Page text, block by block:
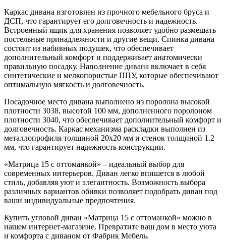
Каркас дивана изготовлен из прочного мебельного бруса и
ДСП, что гарантирует его долговечность и надежность.
Встроенный ящик для хранения позволяет удобно размещать
постельные принадлежности и другие вещи. Спинка дивана
состоит из набивных подушек, что обеспечивает
дополнительный комфорт и поддерживает анатомически
правильную посадку. Наполнение дивана включает в себя
синтетические и мелкопористые ППУ, которые обеспечивают
оптимальную мягкость и долговечность.
Посадочное место дивана выполнено из поролона высокой
плотности 3038, высотой 100 мм, дополненного поролоном
плотности 3040, что обеспечивает дополнительный комфорт и
долговечность. Каркас механизма раскладки выполнен из
металлопрофиля толщиной 20х20 мм и стенок толщиной 1.2
мм, что гарантирует надежность конструкции.
«Матрица 15 с оттоманкой» – идеальный выбор для
современных интерьеров. Диван легко впишется в любой
стиль, добавляя уют и элегантность. Возможность выбора
различных вариантов обивки позволяет подобрать диван под
ваши индивидуальные предпочтения.
Купить угловой диван «Матрица 15 с оттоманкой» можно в
нашем интернет-магазине. Превратите ваш дом в место уюта
и комфорта с диваном от Фабрик Мебель.